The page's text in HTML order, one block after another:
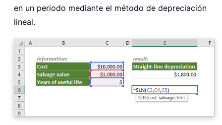
en un periodo mediante el método de depreciación
lineal.